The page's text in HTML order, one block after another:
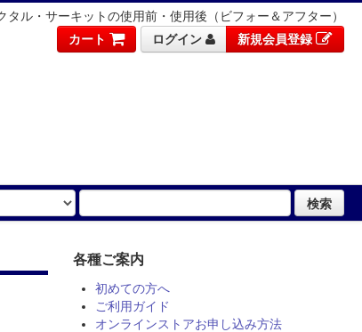
タル・サーキットの使用前・使用後（ビフォー＆アフター）
カート
ログイン 新規会員登録
検索
各種ご案内
初めての方へ
ご利用ガイド
オンラインストアお申し込み方法